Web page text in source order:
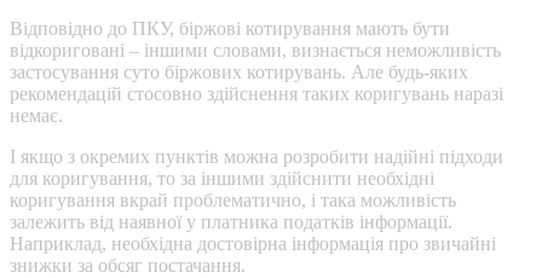
Відповідно до ПКУ, біржові котирування мають бути
відкориговані – іншими словами, визнається неможливість
застосування суто біржових котирувань. Але будь-яких
рекомендацій стосовно здійснення таких коригувань наразі
немає.
І якщо з окремих пунктів можна розробити надійні підходи
для коригування, то за іншими здійснити необхідні
коригування вкрай проблематично, і така можливість
залежить від наявної у платника податків інформації.
Наприклад, необхідна достовірна інформація про звичайні
знижки за обсяг постачання.